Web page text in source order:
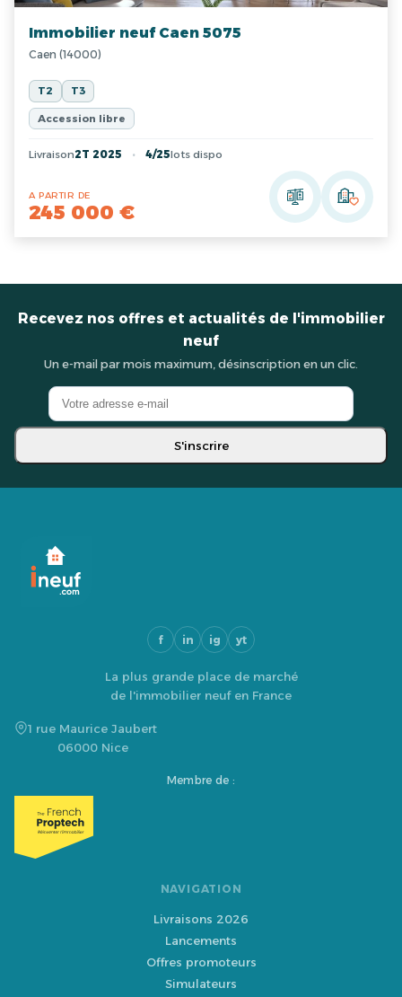
Immobilier neuf Caen 5075
Caen (14000)
T2 T3
Accession libre
Livraison2T 2025 4/25lots dispo
A PARTIR DE
245 000 €
Recevez nos offres et actualités de l'immobilier
neuf
Un e-mail par mois maximum, désinscription en un clic.
S'inscrire
f in ig yt
La plus grande place de marché
de l'immobilier neuf en France
1 rue Maurice Jaubert
06000 Nice
Membre de :
NAVIGATION
Livraisons 2026
Lancements
Offres promoteurs
Simulateurs